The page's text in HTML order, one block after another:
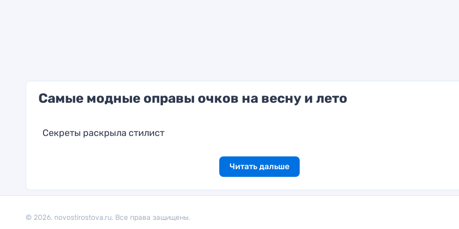
Самые модные оправы очков на весну и лето
Секреты раскрыла стилист
Читать дальше
© 2026. novostirostova.ru. Все права защищены.